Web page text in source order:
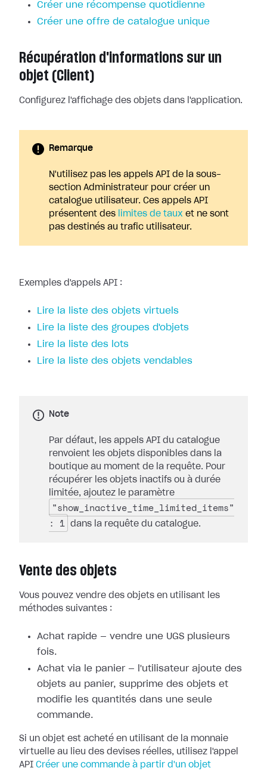
Créer une récompense quotidienne
Créer une offre de catalogue unique
Récupération d'informations sur un
objet (Client)
Configurez l'affichage des objets dans l'application.
Remarque
N'utilisez pas les appels API de la sous-
section Administrateur pour créer un
catalogue utilisateur. Ces appels API
présentent des
limites de taux et ne sont
pas destinés au trafic utilisateur.
Exemples d'appels API :
Lire la liste des objets virtuels
Lire la liste des groupes d'objets
Lire la liste des lots
Lire la liste des objets vendables
Note
Par défaut, les appels API du catalogue
renvoient les objets disponibles dans la
boutique au moment de la requête. Pour
récupérer les objets inactifs ou à durée
limitée, ajoutez le paramètre
"show_inactive_time_limited_items"
: 1
dans la requête du catalogue.
Vente des objets
Vous pouvez vendre des objets en utilisant les
méthodes suivantes :
Achat rapide — vendre une UGS plusieurs
fois.
Achat via le panier — l'utilisateur ajoute des
objets au panier, supprime des objets et
modifie les quantités dans une seule
commande.
Si un objet est acheté en utilisant de la monnaie
virtuelle au lieu des devises réelles, utilisez l'appel
API Créer une commande à partir d'un objet